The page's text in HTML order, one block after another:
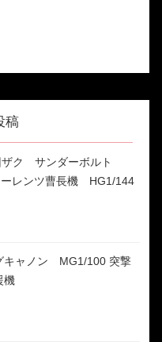
稿
ザク サンダーボルト
レンツ曹長機 HG1/144
キャノン MG1/100 突撃
機